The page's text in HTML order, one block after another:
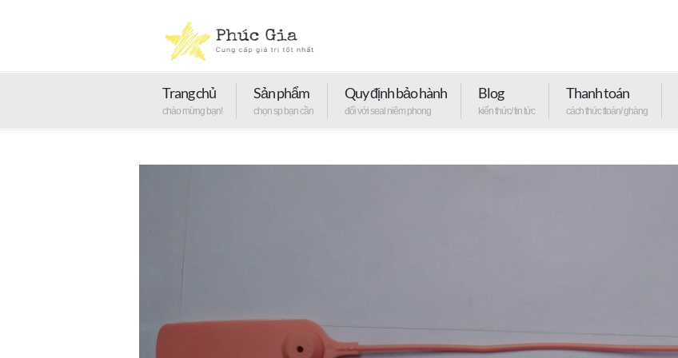
Trang chủ
chào mừng bạn!
Sản phẩm
chọn sp bạn cần
Quy định bảo hành
đối với seal niêm phong
Blog
kiến thức/ tin tức
Thanh toán
cách thức ttoán/ ghàng